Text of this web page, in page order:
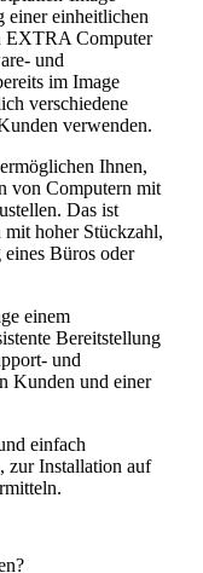
einer einheitlichen
EXTRA Computer
und
im Image
verschiedene
verwenden.
Ihnen,
von Computern mit
Das ist
hoher Stückzahl,
Büros oder
einem
Bereitstellung
und
Kunden und einer
einfach
zur Installation auf